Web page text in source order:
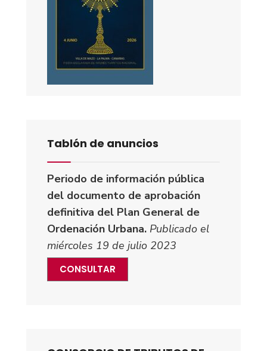
Tablón de anuncios
Periodo de información pública
del documento de aprobación
definitiva del Plan General de
Ordenación Urbana. Publicado el
miércoles 19 de julio 2023
CONSULTAR